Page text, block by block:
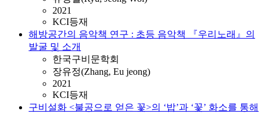
2021
KCI등재
해방공간의 음악책 연구 : 초등 음악책 『우리노래』의
발굴 및 소개
한국구비문학회
장유정(Zhang, Eu jeong)
2021
KCI등재
구비설화 <불공으로 얻은 꽃>의 ‘밥’과 ‘꽃’ 화소를 통해